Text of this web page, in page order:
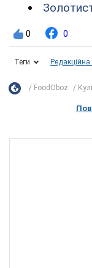
0 0
Теги Редакційна
FoodOboz